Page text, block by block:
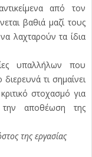
από τον
βαθιά μαζί τους
λαχταρούν τα ίδια
υπαλλήλων που
τι σημαίνει
στοχασμό για
αποθέωση της
της εργασίας